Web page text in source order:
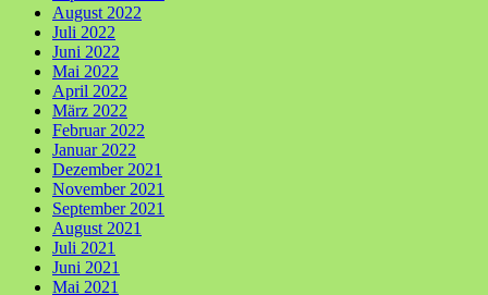
August 2022
Juli 2022
Juni 2022
Mai 2022
April 2022
März 2022
Februar 2022
Januar 2022
Dezember 2021
November 2021
September 2021
August 2021
Juli 2021
Juni 2021
Mai 2021